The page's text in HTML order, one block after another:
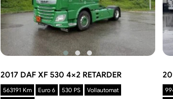
2017 DAF XF 530 4×2 RETARDER
563191 Km Euro 6 530 PS
Vollautomat